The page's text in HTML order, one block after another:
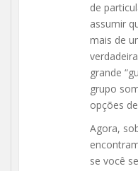
de
assumir
mais de
grande
grupo
opções
Agora,
se você